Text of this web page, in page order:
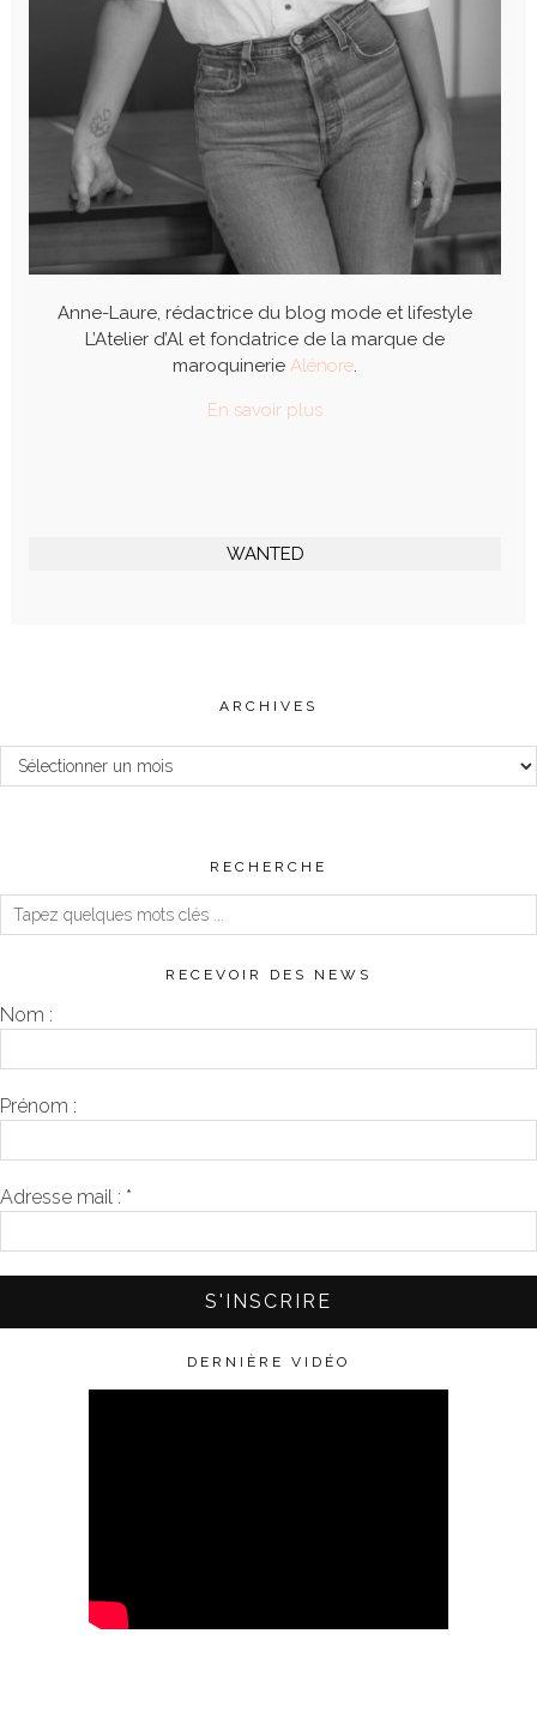
Anne-Laure, rédactrice du blog mode et lifestyle
L’Atelier d’Al et fondatrice de la marque de
maroquinerie Alénore.
En savoir plus
WANTED
ARCHIVES
Archives
RECHERCHE
RECEVOIR DES NEWS
Nom :
Prénom :
Adresse mail : *
DERNIÈRE VIDÉO